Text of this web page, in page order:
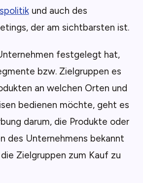
und auch des
der am sichtbarsten ist.
festgelegt hat,
bzw. Zielgruppen es
an welchen Orten und
bedienen möchte, geht es
darum, die Produkte oder
des Unternehmens bekannt
Zielgruppen zum Kauf zu